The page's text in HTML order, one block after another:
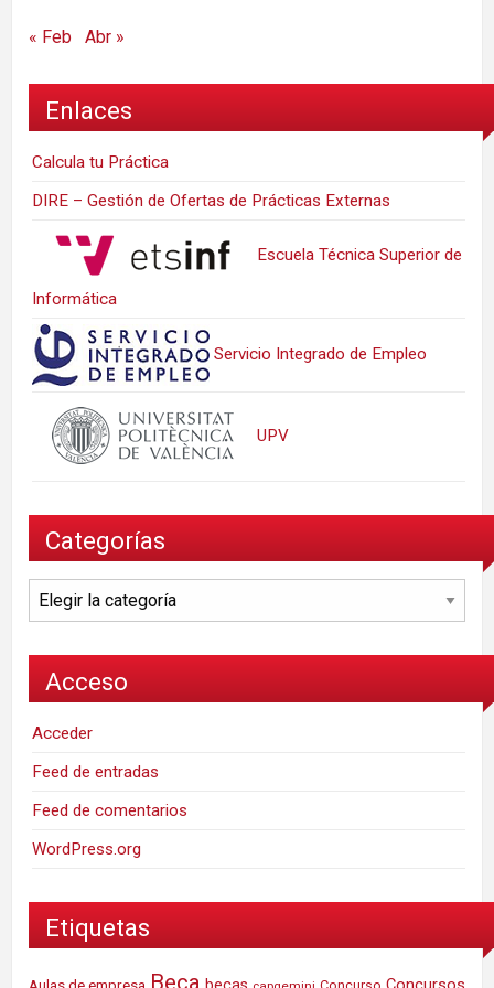
« Feb Abr »
Enlaces
Calcula tu Práctica
DIRE – Gestión de Ofertas de Prácticas Externas
Escuela Técnica Superior de
Informática
Servicio Integrado de Empleo
UPV
Categorías
Categorías
Acceso
Acceder
Feed de entradas
Feed de comentarios
WordPress.org
Etiquetas
Beca